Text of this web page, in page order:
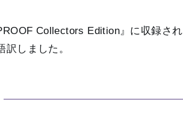
Collectors Edition』に収録さ
訳しました。